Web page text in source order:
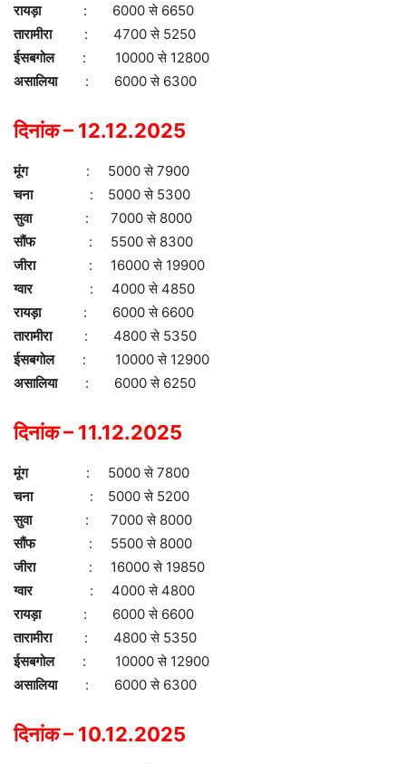
रायड़ा : 6000 से 6650
तारामीरा: 4700 से 5250
ईसबगोल
: 10000 से 12800
असालिया : 6000 से 6300
दिनांक – 12.12.2025
मूंग: 5000 से 7900
चना : 5000 से 5300
सुवा : 7000 से 8000
सौंफ
: 5500 से 8300
जीरा : 16000 से 19900
ग्वार
: 4000 से 4850
रायड़ा : 6000 से 6600
तारामीरा: 4800 से 5350
ईसबगोल
: 10000 से 12900
असालिया : 6000 से 6250
दिनांक – 11.12.2025
मूंग: 5000 से 7800
चना : 5000 से 5200
सुवा : 7000 से 8000
सौंफ
: 5500 से 8000
जीरा : 16000 से 19850
ग्वार
: 4000 से 4800
रायड़ा : 6000 से 6600
तारामीरा: 4800 से 5350
ईसबगोल
: 10000 से 12900
असालिया : 6000 से 6300
दिनांक – 10.12.2025